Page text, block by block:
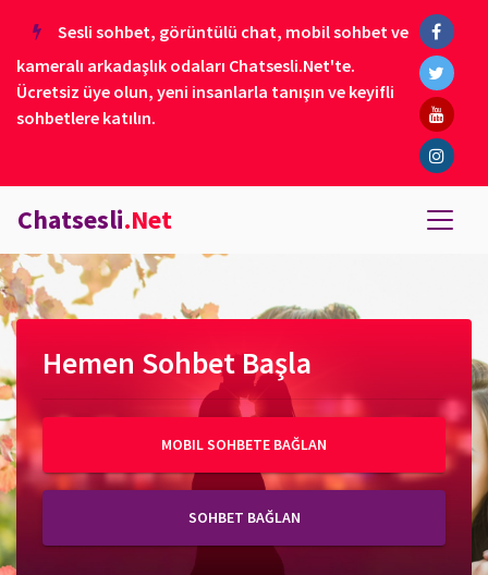
Sesli sohbet, görüntülü chat, mobil sohbet ve
kameralı arkadaşlık odaları Chatsesli.Net'te.
Ücretsiz üye olun, yeni insanlarla tanışın ve keyifli
sohbetlere katılın.
Chatsesli.Net
Hemen Sohbet Başla
MOBIL SOHBETE BAĞLAN
SOHBET BAĞLAN